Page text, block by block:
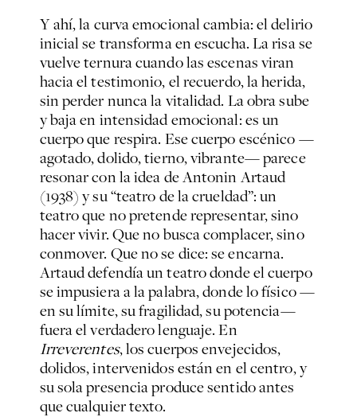
Y ahí, la curva emocional cambia: el delirio
inicial se transforma en escucha. La risa se
vuelve ternura cuando las escenas viran
hacia el testimonio, el recuerdo, la herida,
sin perder nunca la vitalidad. La obra sube
y baja en intensidad emocional: es un
cuerpo que respira. Ese cuerpo escénico —
agotado, dolido, tierno, vibrante— parece
resonar con la idea de Antonin Artaud
(1938) y su “teatro de la crueldad”: un
teatro que no pretende representar, sino
hacer vivir. Que no busca complacer, sino
conmover. Que no se dice: se encarna.
Artaud defendía un teatro donde el cuerpo
se impusiera a la palabra, donde lo físico —
en su límite, su fragilidad, su potencia—
fuera el verdadero lenguaje. En
Irreverentes, los cuerpos envejecidos,
dolidos, intervenidos están en el centro, y
su sola presencia produce sentido antes
que cualquier texto.